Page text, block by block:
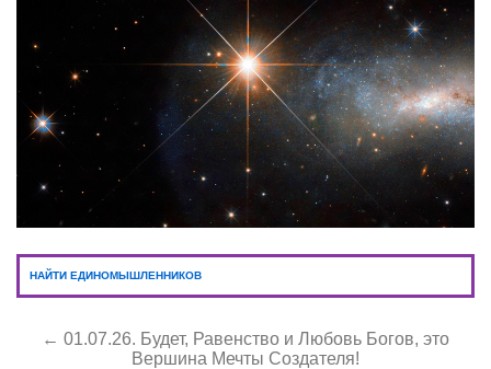
НАЙТИ ЕДИНОМЫШЛЕННИКОВ
← 01.07.26. Будет, Равенство и Любовь Богов, это
Вершина Мечты Создателя!